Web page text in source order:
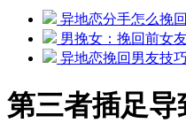
异地恋分手怎么挽
男挽女：挽回前女
异地恋挽回男友技
第三者插足导